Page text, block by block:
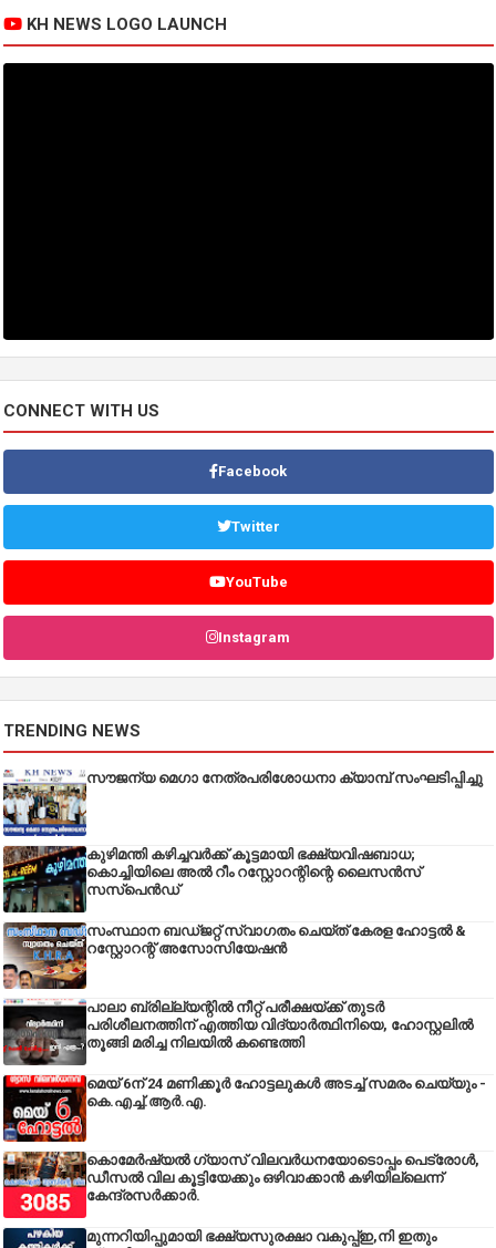
KH NEWS LOGO LAUNCH
CONNECT WITH US
Facebook
Twitter
YouTube
Instagram
TRENDING NEWS
സൗജന്യ മെഗാ നേത്രപരിശോധനാ ക്യാമ്പ് സംഘടിപ്പിച്ചു
കുഴിമന്തി കഴിച്ചവർക്ക് കൂട്ടമായി ഭക്ഷ്യവിഷബാധ;
കൊച്ചിയിലെ അൽ റീം റസ്റ്റോറന്റിന്റെ ലൈസൻസ്
സസ്പെൻഡ്
സംസ്ഥാന ബഡ്‌ജറ്റ് സ്വാഗതം ചെയ്ത് കേരള ഹോട്ടൽ &
റസ്റ്റോറന്റ് അസോസിയേഷൻ
പാലാ ബ്രില്ല്യന്റിൽ നീറ്റ് പരീക്ഷയ്ക്ക് തുടർ
പരിശീലനത്തിന് എത്തിയ വിദ്യാർത്ഥിനിയെ, ഹോസ്റ്റലിൽ
തൂങ്ങി മരിച്ച നിലയിൽ കണ്ടെത്തി
മെയ് 6ന് 24 മണിക്കൂർ ഹോട്ടലുകൾ അടച്ച് സമരം ചെയ്യും -
കെ.എച്ച്.ആർ.എ.
കൊമേർഷ്യൽ ഗ്യാസ് വിലവർധനയോടൊപ്പം പെട്രോൾ,
ഡീസല്‍ വില കൂട്ടിയേക്കും ഒഴിവാക്കാന്‍ കഴിയില്ലെന്ന്
കേന്ദ്രസര്‍ക്കാര്‍.
മുന്നറിയിപ്പുമായി ഭക്ഷ്യസുരക്ഷാ വകുപ്പ്ഇ,നി ഇതും